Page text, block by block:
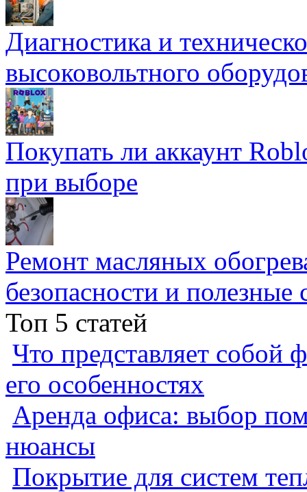
Диагностика и
высоковольтного
Покупать ли аккаунт
при выборе
Ремонт масляных
безопасности и полезные
Топ 5 статей
Что представляет собой
его особенностях
Аренда офиса: выбор
нюансы
Покрытие для систем